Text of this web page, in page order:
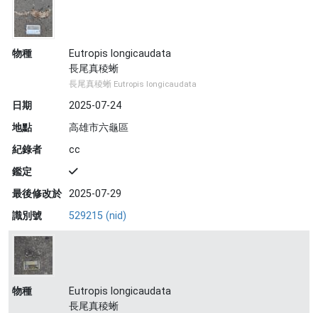
物種
Eutropis longicaudata
長尾真稜蜥
長尾真稜蜥 Eutropis longicaudata
日期
2025-07-24
地點
高雄市六龜區
紀錄者
cc
鑑定
最後修改於 2025-07-29
識別號
529215 (nid)
物種
Eutropis longicaudata
長尾真稜蜥